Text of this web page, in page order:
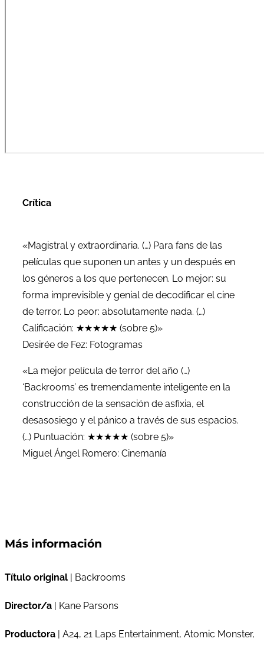
Crítica
«Magistral y extraordinaria. (…) Para fans de las
películas que suponen un antes y un después en
los géneros a los que pertenecen. Lo mejor: su
forma imprevisible y genial de decodificar el cine
de terror. Lo peor: absolutamente nada. (…)
Calificación: ★★★★★ (sobre 5)»
Desirée de Fez: Fotogramas
«La mejor película de terror del año (…)
‘Backrooms’ es tremendamente inteligente en la
construcción de la sensación de asfixia, el
desasosiego y el pánico a través de sus espacios.
(…) Puntuación: ★★★★★ (sobre 5)»
Miguel Ángel Romero: Cinemanía
Más información
Título original | Backrooms
Director/a | Kane Parsons
Productora | A24, 21 Laps Entertainment, Atomic Monster,